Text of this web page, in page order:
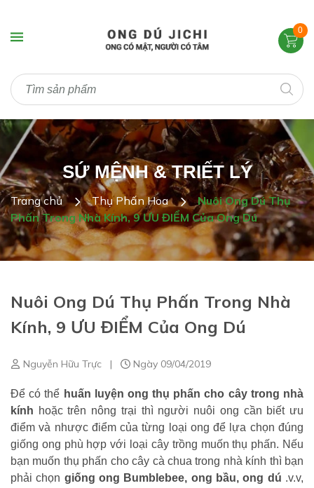
0
SỨ MỆNH & TRIẾT LÝ
Trang chủ Thụ Phấn Hoa
Nuôi Ong Dú Thụ
Phấn Trong Nhà Kính, 9 ƯU ĐIỂM Của Ong Dú
Nuôi Ong Dú Thụ Phấn Trong Nhà
Kính, 9 ƯU ĐIỂM Của Ong Dú
Nguyễn Hữu Trực | Ngày 09/04/2019
Để có thể huấn luyện ong thụ phấn cho cây trong nhà
kính hoặc trên nông trại thì người nuôi ong cần biết ưu
điểm và nhược điểm của từng loại ong để lựa chọn đúng
giống ong phù hợp với loại cây trồng muốn thụ phấn. Nếu
bạn muốn thụ phấn cho cây cà chua trong nhà kính thì bạn
phải chọn giống ong Bumblebee, ong bầu, ong dú .v.v,